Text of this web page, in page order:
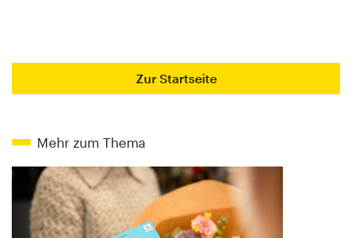
Zur Startseite
Mehr zum Thema